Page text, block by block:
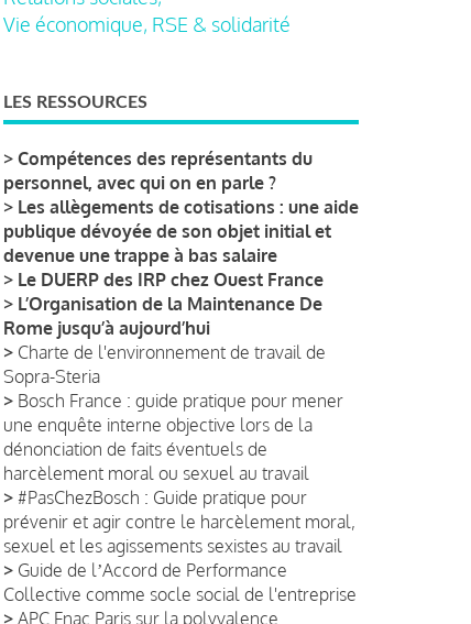
Vie économique, RSE & solidarité
LES RESSOURCES
> Compétences des représentants du
personnel, avec qui on en parle ?
> Les allègements de cotisations : une aide
publique dévoyée de son objet initial et
devenue une trappe à bas salaire
> Le DUERP des IRP chez Ouest France
> L’Organisation de la Maintenance De
Rome jusqu’à aujourd’hui
> Charte de l'environnement de travail de
Sopra-Steria
> Bosch France : guide pratique pour mener
une enquête interne objective lors de la
dénonciation de faits éventuels de
harcèlement moral ou sexuel au travail
> #PasChezBosch : Guide pratique pour
prévenir et agir contre le harcèlement moral,
sexuel et les agissements sexistes au travail
> Guide de lʼAccord de Performance
Collective comme socle social de l'entreprise
> APC Fnac Paris sur la polyvalence